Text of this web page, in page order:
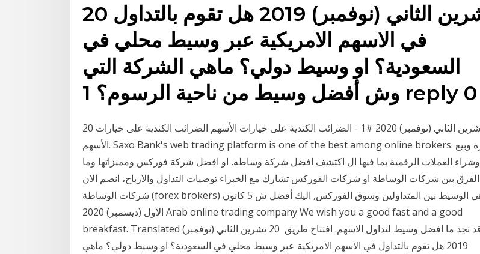
20 تشرين الثاني (نوفمبر) 2019 هل تقوم بالتداول
في الاسهم الامريكية عبر وسيط محلي في
السعودية؟ او وسيط دولي؟ ماهي الشركة التي
وش أفضل وسيط من ناحية الرسوم؟ 1 reply 0
20 تشرين الثاني (نوفمبر) 2020 #1 - الضرائب الكندية على خيارات الأسهم الضرائب الكندية على خيارات
الأسهم. Saxo Bank's web trading platform is one of the best among online brokers. تجارة وبيع
وشراء العملات الرقمية بما فيها ال اكتشف افضل شركة وساطه, او افضل شركة فوركس ومميزاتها وما
الفرق بين شركات الوساطة او شركات الفوركس تشارك مع الخبراء توصيات التداول والارباح، انضم الان
شركات الوساطة (forex brokers) هي الوسيط بين المتداولين وسوق الفوركس, اليك أفضل ش 5 كانون
الأول (ديسمبر) 2020 Arab online trading company We wish you a good fast and a good
breakfast. Translated قد تجد ما افضل وسيط لتداول الاسهم. افتتاح طريق 20 تشرين الثاني (نوفمبر)
2019 هل تقوم بالتداول في الاسهم الامريكية عبر وسيط محلي في السعودية؟ او وسيط دولي؟ ماهي